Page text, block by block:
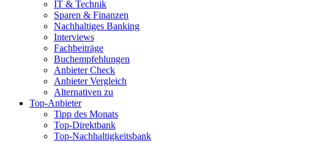
IT & Technik
Sparen & Finanzen
Nachhaltiges Banking
Interviews
Fachbeiträge
Buchempfehlungen
Anbieter Check
Anbieter Vergleich
Alternativen zu
Top-Anbieter
Tipp des Monats
Top-Direktbank
Top-Nachhaltigkeitsbank